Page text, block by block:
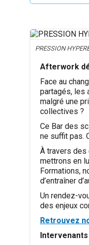
PRESSION
Afterwork
Face au
partagés, les
malgré une
collectives ?
Ce Bar des
ne suffit pas.
À travers des
mettrons en
Formations,
d’entraîner
Un rendez-
des enjeux
Retrouvez